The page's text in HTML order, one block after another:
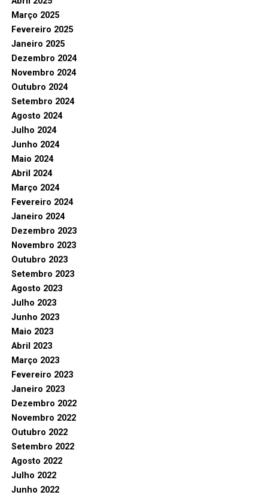
Março 2025
Fevereiro 2025
Janeiro 2025
Dezembro 2024
Novembro 2024
Outubro 2024
Setembro 2024
Agosto 2024
Julho 2024
Junho 2024
Maio 2024
Abril 2024
Março 2024
Fevereiro 2024
Janeiro 2024
Dezembro 2023
Novembro 2023
Outubro 2023
Setembro 2023
Agosto 2023
Julho 2023
Junho 2023
Maio 2023
Abril 2023
Março 2023
Fevereiro 2023
Janeiro 2023
Dezembro 2022
Novembro 2022
Outubro 2022
Setembro 2022
Agosto 2022
Julho 2022
Junho 2022